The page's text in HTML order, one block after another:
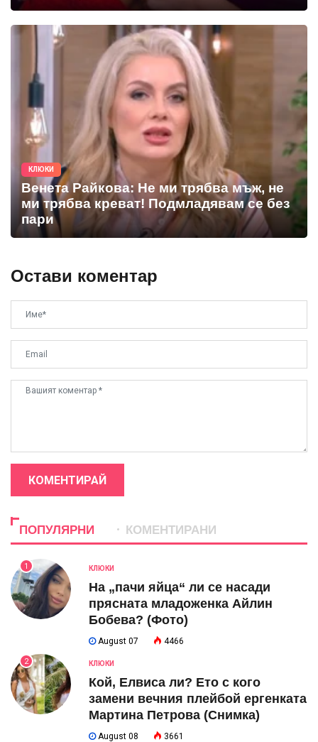
КЛЮКИ
Венета Райкова: Не ми трябва мъж, не
ми трябва креват! Подмладявам се без
пари
Остави коментар
КОМЕНТИРАЙ
ПОПУЛЯРНИ КОМЕНТИРАНИ
1 КЛЮКИ
На „пачи яйца“ ли се насади
прясната младоженка Айлин
Бобева? (Фото)
August 07 4466
2 КЛЮКИ
Кой, Елвиса ли? Ето с кого
замени вечния плейбой ергенката
Мартина Петрова (Снимка)
August 08 3661